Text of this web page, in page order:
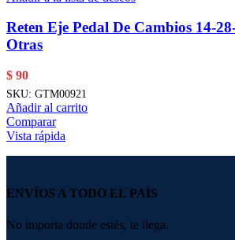
Reten Eje Pedal De Cambios 14-
Otras
$ 90
SKU: GTM00921
Añadir al carrito
Comparar
Vista rápida
ENVÍOS A TODO EL PAÍS
No importa donde estés, te llega.